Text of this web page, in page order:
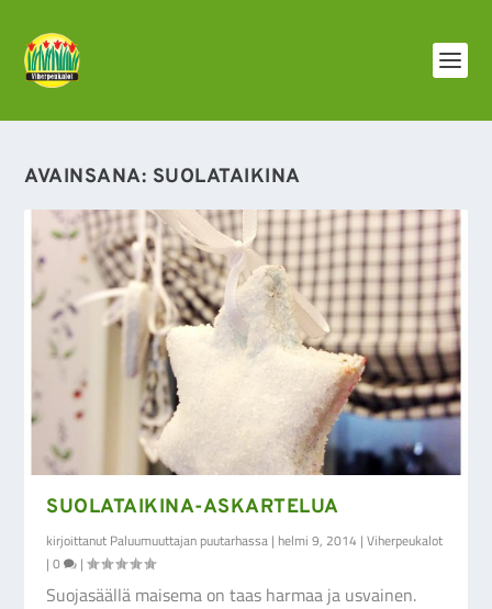
AVAINSANA: SUOLATAIKINA
SUOLATAIKINA-ASKARTELUA
kirjoittanut Paluumuuttajan puutarhassa | helmi 9, 2014 |Viherpeukalot
|0 |
Suojasäällä maisema on taas harmaa ja usvainen.